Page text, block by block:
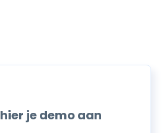
je demo aan